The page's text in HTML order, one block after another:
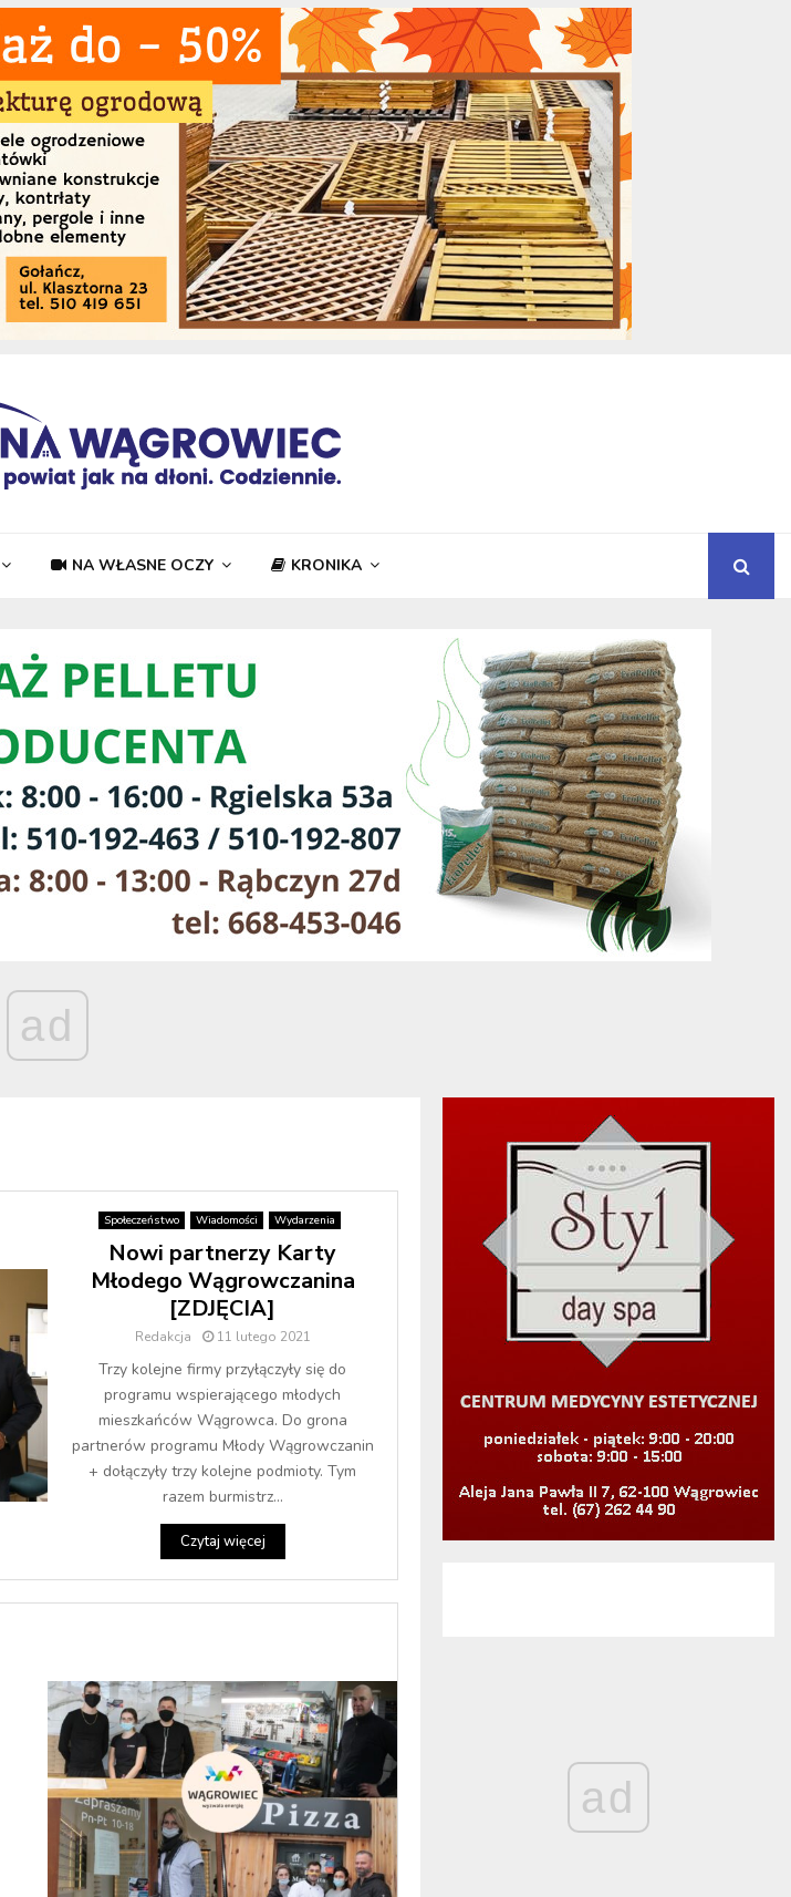
NA WŁASNE OCZY KRONIKA
ad
Społeczeństwo Wiadomości Wydarzenia
Nowi partnerzy Karty
Młodego Wągrowczanina
[ZDJĘCIA]
Redakcja 11 lutego 2021
Trzy kolejne firmy przyłączyły się do
programu wspierającego młodych
mieszkańców Wągrowca. Do grona
partnerów programu Młody Wągrowczanin
+ dołączyły trzy kolejne podmioty. Tym
razem burmistrz...
Czytaj więcej
ad